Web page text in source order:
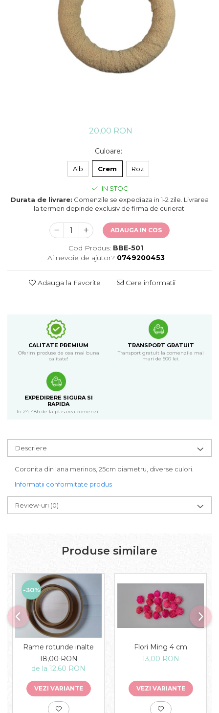
20,00 RON
Culoare:
Alb Crem Roz
IN STOC
Durata de livrare: Comenzile se expediaza in 1-2 zile. Livrarea
la termen depinde exclusiv de firma de curierat.
ADAUGA IN COS
Cod Produs: BBE-501
Ai nevoie de ajutor? 0749200453
Adauga la Favorite Cere informatii
CALITATE PREMIUM
Oferim produse de cea mai buna
calitate!
TRANSPORT GRATUIT
Transport gratuit la comenzile mai
mari de 500 lei.
EXPEDIRERE SIGURA SI
RAPIDA
In 24-48h de la plasarea comenzii.
Descriere
Coronita din lana merinos, 25cm diametru, diverse culori.
Informatii conformitate produs
Review-uri (0)
Produse similare
-30%
Rame rotunde inalte
18,00 RON
de la 12,60 RON
VEZI VARIANTE
Flori Ming 4 cm
13,00 RON
VEZI VARIANTE